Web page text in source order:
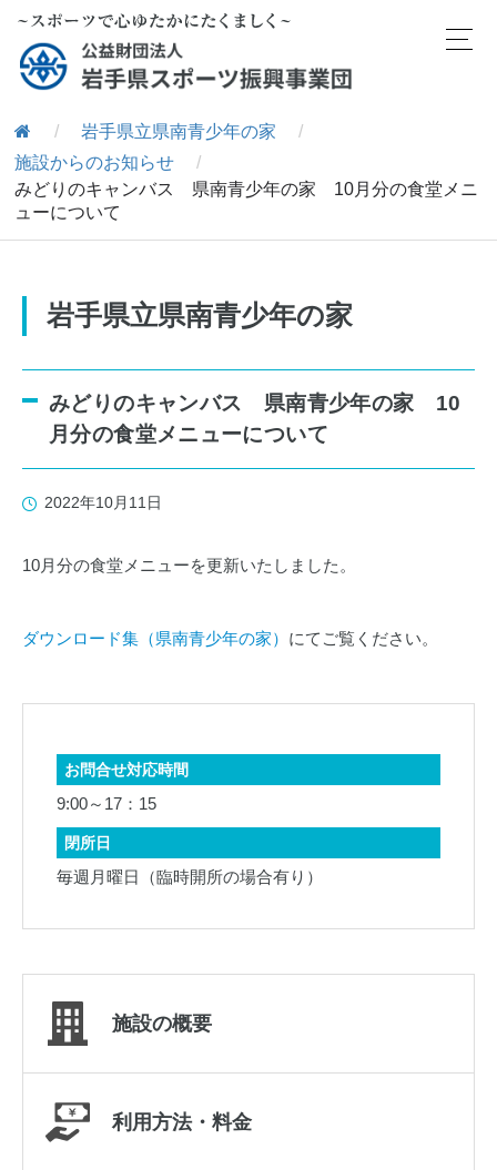
/ 岩手県立県南青少年の家
/
施設からのお知らせ
/
みどりのキャンバス 県南青少年の家 10月分の食堂メニ
ューについて
岩手県立県南青少年の家
みどりのキャンバス 県南青少年の家 10
月分の食堂メニューについて
2022年10月11日
10月分の食堂メニューを更新いたしました。
ダウンロード集（県南青少年の家） にてご覧ください。
お問合せ対応時間
9:00～17：15
閉所日
毎週月曜日（臨時開所の場合有り）
施設の概要
利用方法・料金